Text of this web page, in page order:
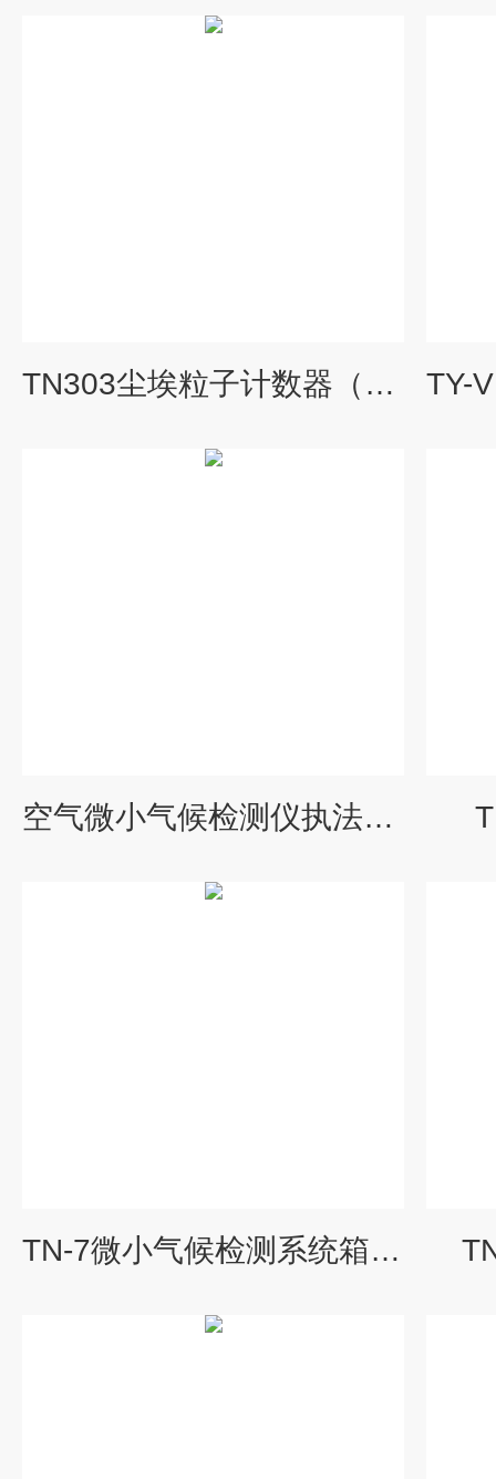
TN303尘埃粒子计数器（交直流两用）
空气微小气候检测仪执法装备
TN-7微小气候检测系统箱、微小气候检测仪